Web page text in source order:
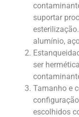
suportar
alumínio,
ser
Tamanho e
escolhidos